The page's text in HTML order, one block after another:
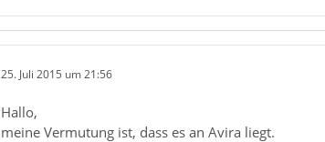
25. Juli 2015 um 21:56
Hallo,
meine Vermutung ist, dass es an Avira liegt.